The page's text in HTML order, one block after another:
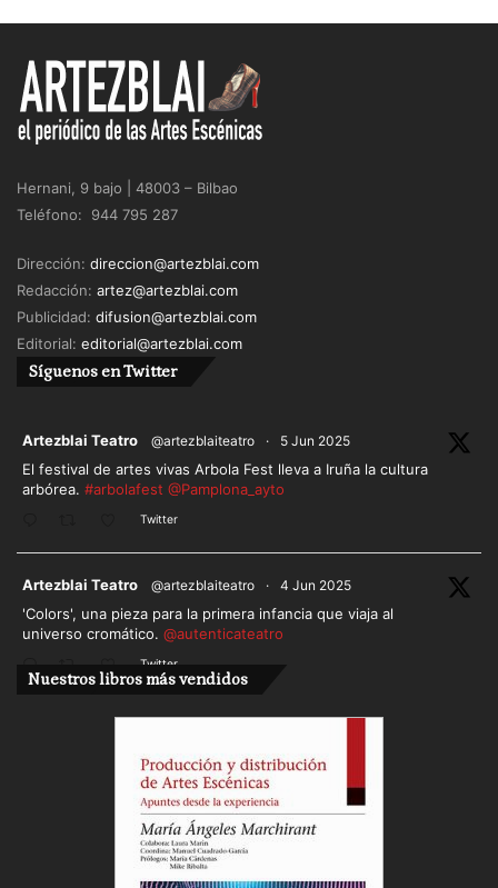
Hernani, 9 bajo | 48003 – Bilbao
Teléfono: 944 795 287
Dirección: direccion@artezblai.com
Redacción: artez@artezblai.com
Publicidad: difusion@artezblai.com
Editorial: editorial@artezblai.com
Síguenos en Twitter
Artezblai Teatro @artezblaiteatro · 5 Jun 2025
El festival de artes vivas Arbola Fest lleva a Iruña la cultura
arbórea. #arbolafest @Pamplona_ayto
Twitter
Artezblai Teatro @artezblaiteatro · 4 Jun 2025
'Colors', una pieza para la primera infancia que viaja al
universo cromático. @autenticateatro
Twitter
Cargar más
Nuestros libros más vendidos